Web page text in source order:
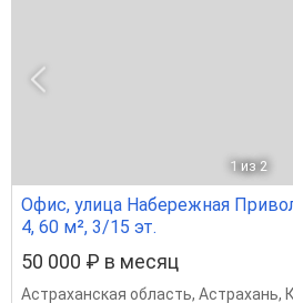
1 из 2
Офис, улица Набережная
4, 60 м², 3/15 эт.
50 000 ₽ в месяц
Астраханская область, Астрахань,